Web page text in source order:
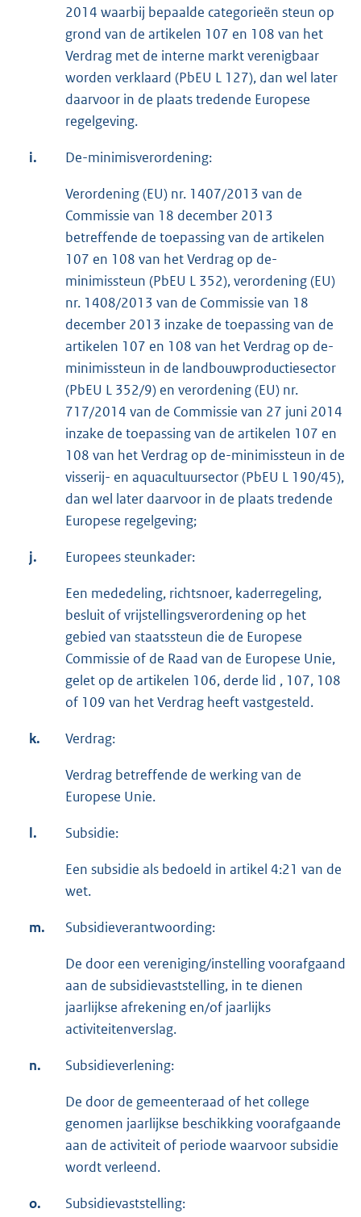
2014 waarbij bepaalde categorieën steun op
grond van de artikelen 107 en 108 van het
Verdrag met de interne markt verenigbaar
worden verklaard (PbEU L 127), dan wel later
daarvoor in de plaats tredende Europese
regelgeving.
i. De-minimisverordening:
Verordening (EU) nr. 1407/2013 van de
Commissie van 18 december 2013
betreffende de toepassing van de artikelen
107 en 108 van het Verdrag op de-
minimissteun (PbEU L 352), verordening (EU)
nr. 1408/2013 van de Commissie van 18
december 2013 inzake de toepassing van de
artikelen 107 en 108 van het Verdrag op de-
minimissteun in de landbouwproductiesector
(PbEU L 352/9) en verordening (EU) nr.
717/2014 van de Commissie van 27 juni 2014
inzake de toepassing van de artikelen 107 en
108 van het Verdrag op de-minimissteun in de
visserij- en aquacultuursector (PbEU L 190/45),
dan wel later daarvoor in de plaats tredende
Europese regelgeving;
j. Europees steunkader:
Een mededeling, richtsnoer, kaderregeling,
besluit of vrijstellingsverordening op het
gebied van staatssteun die de Europese
Commissie of de Raad van de Europese Unie,
gelet op de artikelen 106, derde lid , 107, 108
of 109 van het Verdrag heeft vastgesteld.
k. Verdrag:
Verdrag betreffende de werking van de
Europese Unie.
l. Subsidie:
Een subsidie als bedoeld in artikel 4:21 van de
wet.
m. Subsidieverantwoording:
De door een vereniging/instelling voorafgaand
aan de subsidievaststelling, in te dienen
jaarlijkse afrekening en/of jaarlijks
activiteitenverslag.
n. Subsidieverlening:
De door de gemeenteraad of het college
genomen jaarlijkse beschikking voorafgaande
aan de activiteit of periode waarvoor subsidie
wordt verleend.
o. Subsidievaststelling: